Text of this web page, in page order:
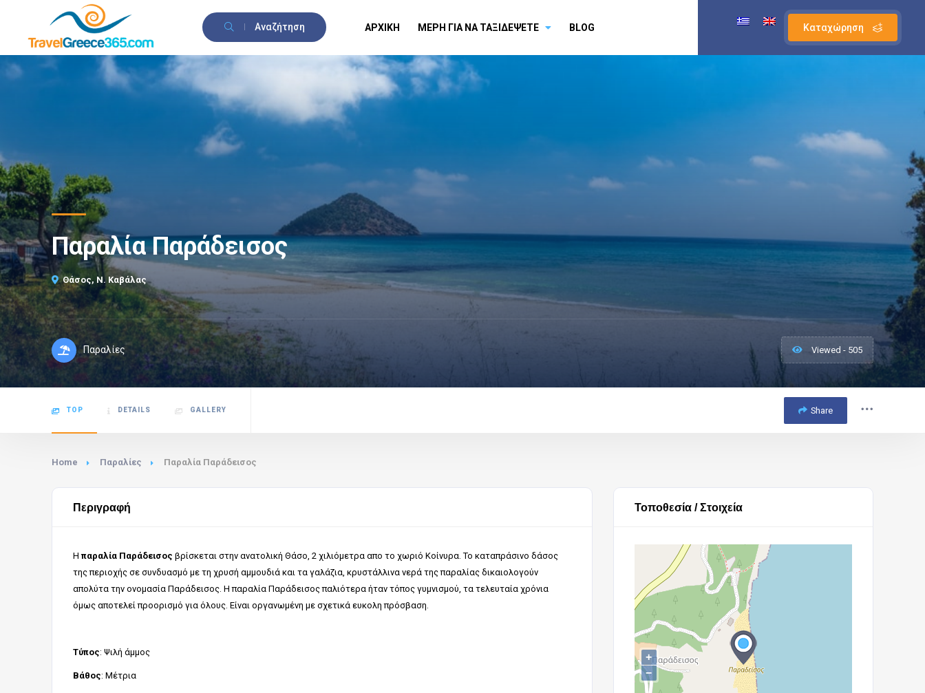
Αναζήτηση Καταχώρηση
ΑΡΧΙΚΗ ΜΕΡΗ ΓΙΑ ΝΑ ΤΑΞΙΔΕΨΕΤΕ BLOG
Παραλία Παράδεισος
Θάσος, Ν. Καβάλας
Παραλίες Viewed - 505
TOP DETAILS GALLERY Share
Home Παραλίες Παραλία Παράδεισος
Περιγραφή
Ηπαραλία Παράδεισος βρίσκεται στην ανατολική Θάσο, 2 χιλιόμετρα απο το χωριό Κοίνυρα. Το καταπράσινο δάσος
της περιοχής σε συνδυασμό με τη χρυσή αμμουδιά και τα γαλάζια, κρυστάλλινα νερά της παραλίας δικαιολογούν
απολύτα την ονομασία Παράδεισος. Η παραλία Παράδεισος παλιότερα ήταν τόπος γυμνισμού, τα τελευταία χρόνια
όμως αποτελεί προορισμό για όλους. Είναι οργανωμένη με σχετικά ευκολη πρόσβαση.
Τύπος: Ψιλή άμμος
Βάθος: Μέτρια
Τοποθεσία / Στοιχεία
+
−